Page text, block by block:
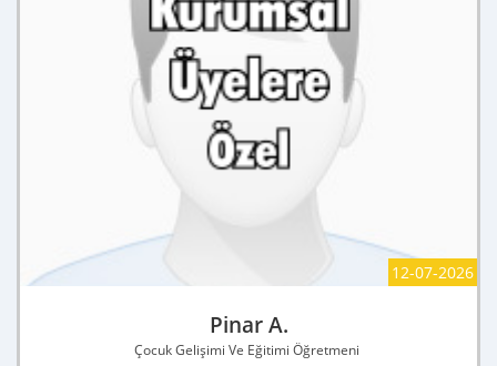
12-07-2026
Pinar A.
Çocuk Gelişimi Ve Eğitimi Öğretmeni